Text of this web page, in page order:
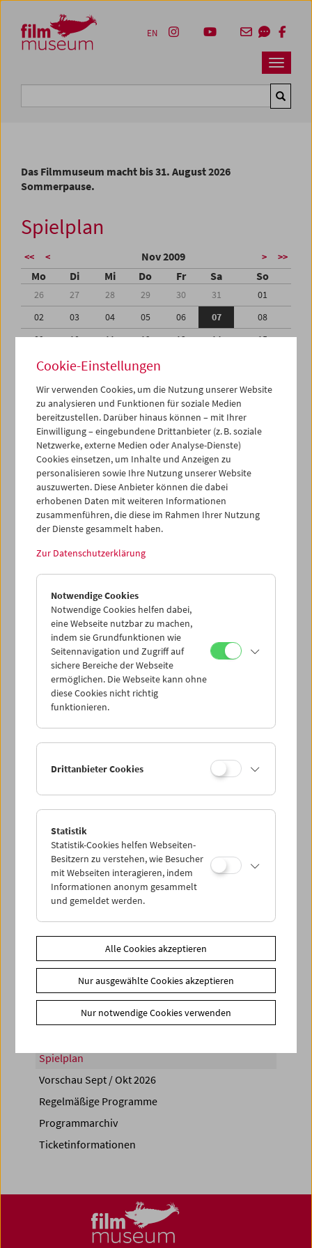
Zum Inhalt
Zum Hauptmenü
Zur Servicenavigation
Zum Suche
Navbar
EN
Das Filmmuseum macht bis 31. August 2026
Sommerpause.
Spielplan
<< < Nov 2009 > >>
Mo Di Mi Do Fr Sa So
26 27 28 29 30 31
01
02
03 04 05 06 07
08
09
10 11 12 13 14
15
16
17 18 19
23
25 27
29
30
01 02 03 04 05
iCalender
Programmheft-PDF
English language or subtitles
< Vorherige Woche
Mo 2.11.
Di 3.11.
Mi 4.11.
Do 5.11.
Sa 7.11.
PROGRAMM ÜBERBLICK
Share on
Spielplan
Vorschau Sept / Okt 2026
Regelmäßige Programme
Programmarchiv
Ticketinformationen
Cookie-Einstellungen
Wir verwenden Cookies, um die Nutzung unserer Website
zu analysieren und Funktionen für soziale Medien
bereitzustellen. Darüber hinaus können – mit Ihrer
Einwilligung – eingebundene Drittanbieter (z. B. soziale
Netzwerke, externe Medien oder Analyse-Dienste)
Cookies einsetzen, um Inhalte und Anzeigen zu
personalisieren sowie Ihre Nutzung unserer Website
auszuwerten. Diese Anbieter können die dabei
erhobenen Daten mit weiteren Informationen
zusammenführen, die diese im Rahmen Ihrer Nutzung
der Dienste gesammelt haben.
Zur Datenschutzerklärung
Notwendige Cookies
Notwendige Cookies helfen dabei,
eine Webseite nutzbar zu machen,
indem sie Grundfunktionen wie
Seitennavigation und Zugriff auf
sichere Bereiche der Webseite
ermöglichen. Die Webseite kann ohne
diese Cookies nicht richtig
funktionieren.
Drittanbieter Cookies
Statistik
Statistik-Cookies helfen Webseiten-
Besitzern zu verstehen, wie Besucher
mit Webseiten interagieren, indem
Informationen anonym gesammelt
und gemeldet werden.
Alle Cookies akzeptieren
Nur ausgewählte Cookies akzeptieren
Nur notwendige Cookies verwenden